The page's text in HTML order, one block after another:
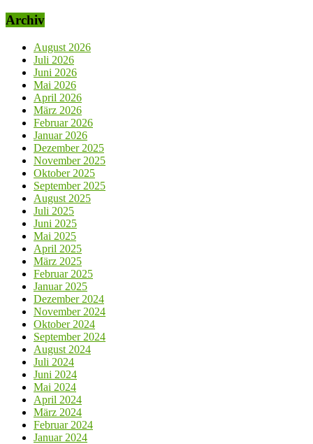
Archiv
August 2026
Juli 2026
Juni 2026
Mai 2026
April 2026
März 2026
Februar 2026
Januar 2026
Dezember 2025
November 2025
Oktober 2025
September 2025
August 2025
Juli 2025
Juni 2025
Mai 2025
April 2025
März 2025
Februar 2025
Januar 2025
Dezember 2024
November 2024
Oktober 2024
September 2024
August 2024
Juli 2024
Juni 2024
Mai 2024
April 2024
März 2024
Februar 2024
Januar 2024